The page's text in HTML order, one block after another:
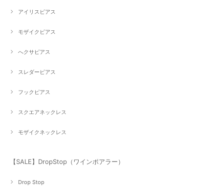
アイリスピアス
モザイクピアス
へクサピアス
スレダーピアス
フックピアス
スクエアネックレス
モザイクネックレス
【SALE】DropStop（ワインポアラー）
Drop Stop